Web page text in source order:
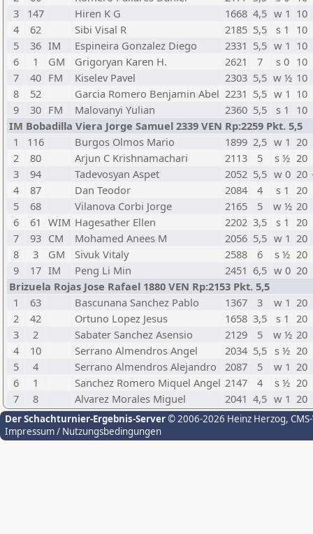
3
147 Hiren K G 1668 4,5 w 1 10
4
62 Sibi Visal R 2185 5,5 s 1
10
5
36 IM Espineira Gonzalez Diego 2331 5,5 w 1 10
6
1 GM Grigoryan Karen H. 2621 7 s 0 10
7
40 FM Kiselev Pavel 2303 5,5 w ½ 10
8
52 Garcia Romero Benjamin Abel 2231 5,5 w 1 10
9
30 FM Malovanyi Yulian 2360 5,5 s 1
10
IM Bobadilla Viera Jorge Samuel 2339 VEN Rp:2259 Pkt. 5,5
1
116 Burgos Olmos Mario 1899 2,5 w 1 20
2
80 Arjun C Krishnamachari 2113 5 s ½ 20
3
94 Tadevosyan Aspet 2052 5,5 w 0 20
4
87 Dan Teodor 2084 4 s 1 20
5
68 Vilanova Corbi Jorge 2165 5 w ½ 20
6
61 WIM Hagesather Ellen 2202 3,5 s 1 20
7
93 CM Mohamed Anees M 2056 5,5 w 1 20
8
3 GM Sivuk Vitaly 2588 6 s ½ 20
9
17 IM Peng Li Min 2451 6,5 w 0 20
Brizuela Rojas Jose Rafael 1880 VEN Rp:2153 Pkt. 5,5
1
63 Bascunana Sanchez Pablo 1367 3 w 1 20
2
42 Ortuno Lopez Jesus 1658 3,5 s 1 20
3
2 Sabater Sanchez Asensio 2129 5 w ½ 20
4
10 Serrano Almendros Angel 2034 5,5 s ½ 20
5
4 Serrano Almendros Alejandro 2087 5 w 1 20
6
1 Sanchez Romero Miquel Angel 2147 4 s ½ 20
7
8 Alvarez Morales Miguel 2041 4,5 w 1 20
Der Schachturnier-Ergebnis-Server© 2006-2026 Heinz Herzog,
Impressum / Nutzungsbedingungen